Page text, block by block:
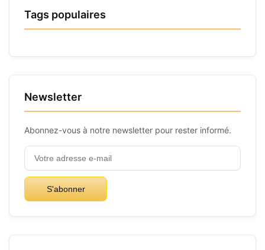
Tags populaires
Newsletter
Abonnez-vous à notre newsletter pour rester informé.
S'abonner